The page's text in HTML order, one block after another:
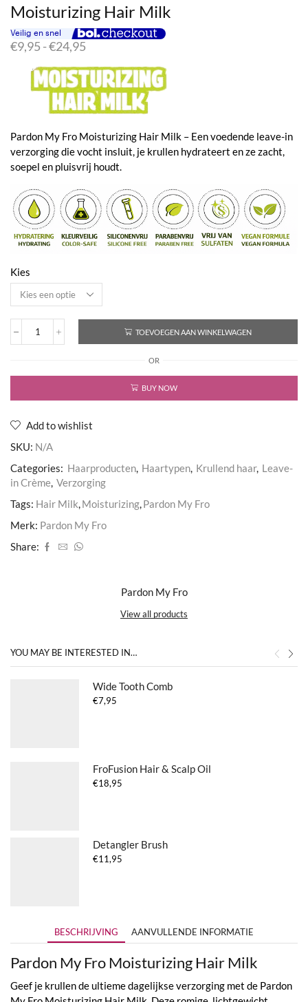
Moisturizing Hair Milk
€9,95 -€24,95
tot
€24,95
Pardon My Fro Moisturizing Hair Milk – Een voedende leave-in
verzorging die vocht insluit, je krullen hydrateert en ze zacht,
soepel en pluisvrij houdt.
Kies
Moisturizing
aantal
TOEVOEGEN AAN WINKELWAGEN
OR
BUY NOW
Add to wishlist
SKU: N/A
Categories: Haarproducten, Haartypen, Krullend haar, Leave-
in Crème, Verzorging
Tags: Hair Milk,Moisturizing,Pardon My Fro
Merk: Pardon My Fro
Share:
Pardon My Fro
View all products
YOU MAY BE INTERESTED IN…
Wide Tooth Comb
€7,95
FroFusion Hair & Scalp Oil
€18,95
Detangler Brush
€11,95
BESCHRIJVING AANVULLENDE INFORMATIE
Pardon My Fro Moisturizing Hair Milk
Geef je krullen de ultieme dagelijkse verzorging met de Pardon